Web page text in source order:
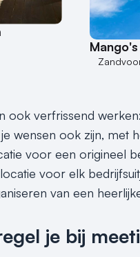
ook verfrissend
wensen ook zijn, met
voor een origineel
voor elk
van een
je bij